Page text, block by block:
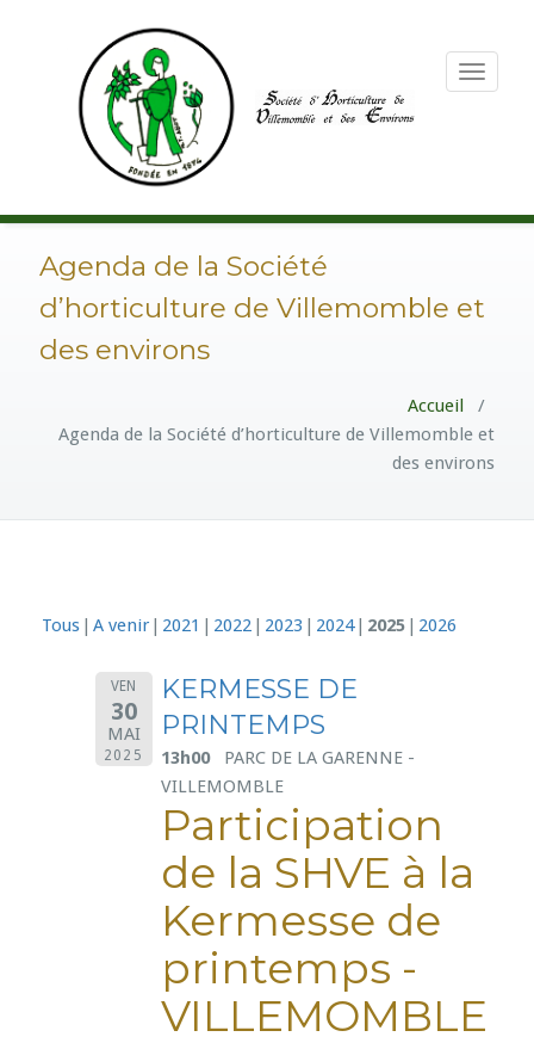
Toggle
Agenda de la Société
d’horticulture de Villemomble et
des environs
Accueil /
Agenda de la Société d’horticulture de Villemomble et
des environs
Tous A venir 2021 2022 2023 2024 2025 2026
VEN
30
MAI
2025
KERMESSE DE
PRINTEMPS
13h00
PARC DE LA GARENNE -
VILLEMOMBLE
Participation
de la SHVE à la
Kermesse de
printemps -
VILLEMOMBLE